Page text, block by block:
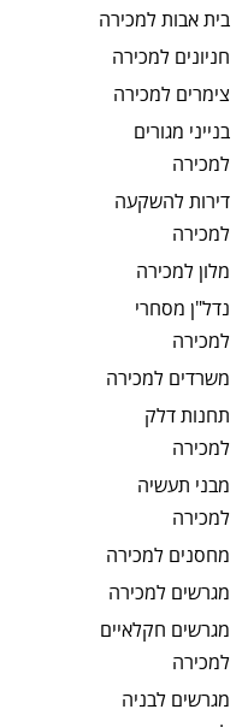
בית אבותלמכירה
חניונים למכירה
צימרים למכירה
בנייני מגורים
למכירה
דירות להשקעה
למכירה
מלון למכירה
נדל"ן מסחרי
למכירה
משרדים למכירה
תחנות דלק
למכירה
מבני תעשיה
למכירה
מחסנים למכירה
מגרשים למכירה
מגרשים חקלאיים
למכירה
מגרשים לבניה